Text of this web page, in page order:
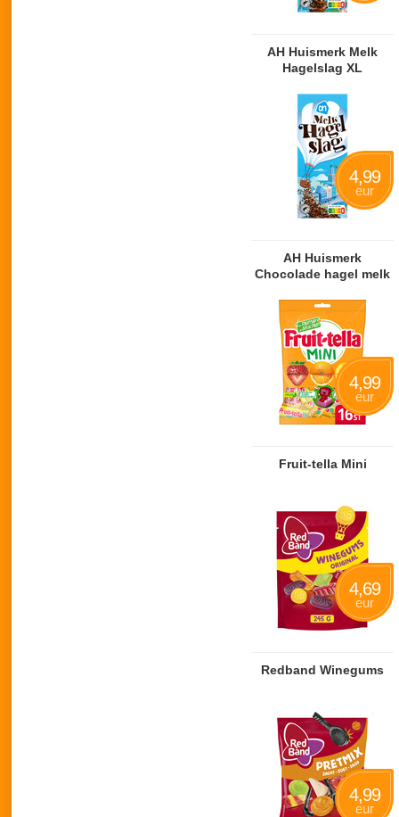
AH Huismerk Melk
Hagelslag XL
AH Huismerk
Chocolade hagel melk
4,99
eur
Fruit-tella Mini
4,99
eur
Redband Winegums
4,69
eur
4,99
eur